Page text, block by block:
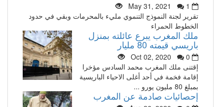
May 31, 2021
1
تقرير لجنة النموذج التنموي مليء بالمحرمات وبقي في حدود
الخطوط الحمراء
ملك المغرب يبرع عائلته بمنزل
باريسي قيمته 80 مليار
Oct 02, 2020
0
إقتنى ملك المغرب محمد السادس مؤخرا
إقامة فخمة في أحد أغلى الاحياء الباريسية
بمبلغ 80 مليون يورو ...
إحصائيات صادمة عن المغرب